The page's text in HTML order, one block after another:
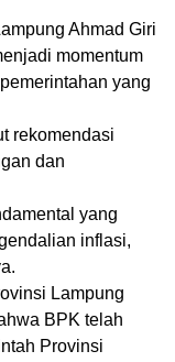
Ahmad Giri
momentum
yang
rekomendasi
dan
yang
inflasi,
Lampung
BPK telah
Provinsi